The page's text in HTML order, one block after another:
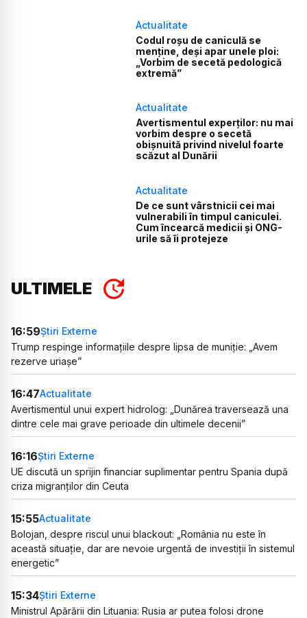
Actualitate
Codul roșu de caniculă se
menține, deși apar unele ploi:
„Vorbim de secetă pedologică
extremă”
Actualitate
Avertismentul experților: nu mai
vorbim despre o secetă
obișnuită privind nivelul foarte
scăzut al Dunării
Actualitate
De ce sunt vârstnicii cei mai
vulnerabili în timpul caniculei.
Cum încearcă medicii și ONG-
urile să îi protejeze
ULTIMELE
16:59Știri Externe
Trump respinge informațiile despre lipsa de muniție: „Avem
rezerve uriașe”
16:47Actualitate
Avertismentul unui expert hidrolog: „Dunărea traversează una
dintre cele mai grave perioade din ultimele decenii”
16:16Știri Externe
UE discută un sprijin financiar suplimentar pentru Spania după
criza migranților din Ceuta
15:55Actualitate
Bolojan, despre riscul unui blackout: „România nu este în
această situație, dar are nevoie urgentă de investiții în sistemul
energetic”
15:34Știri Externe
Ministrul Apărării din Lituania: Rusia ar putea folosi drone